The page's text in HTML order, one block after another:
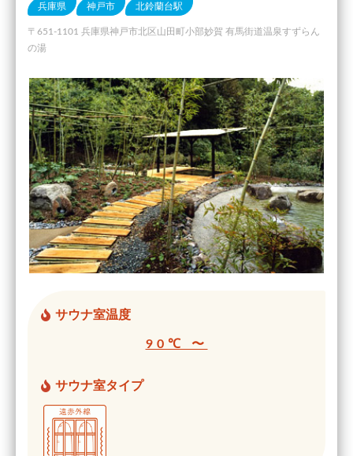
兵庫県 神戸市 北鈴蘭台駅
〒651-1101 兵庫県神戸市北区山田町小部妙賀 有馬街道温泉すずらん
の湯
サウナ室温度
90℃ 〜
サウナ室タイプ